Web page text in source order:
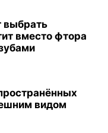
выбрать
вместо фтора
видом